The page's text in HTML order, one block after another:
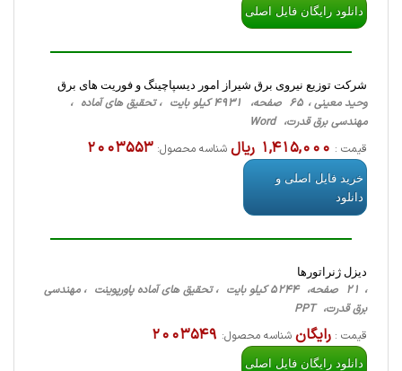
دانلود رایگان فایل اصلی
شرکت توزیع نیروی برق شیراز امور دیسپاچینگ و فوریت های برق
وحید معینی ، 65 صفحه، 4931 کیلو بایت ، تحقیق های آماده ،
مهندسی برق قدرت، Word
قیمت : 1,415,000 ریال شناسه محصول: 2003553
خرید فایل اصلی و
دانلود
دیزل ژنراتورها
، 21 صفحه، 5244 کیلو بایت ، تحقیق های آماده پاورپوینت ، مهندسی
برق قدرت، PPT
قیمت : رایگانشناسه محصول: 2003549
دانلود رایگان فایل اصلی